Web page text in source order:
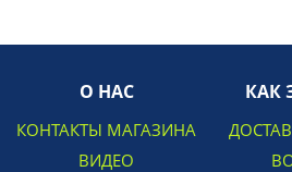
О НАС
КОНТАКТЫ МАГАЗИНА
ВИДЕО
КАК